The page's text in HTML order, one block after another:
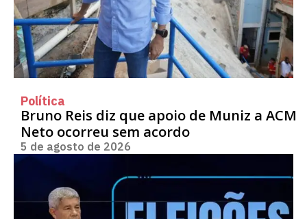
Política
Bruno Reis diz que apoio de Muniz a ACM
Neto ocorreu sem acordo
5 de agosto de 2026